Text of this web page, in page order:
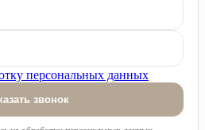
персональных данных